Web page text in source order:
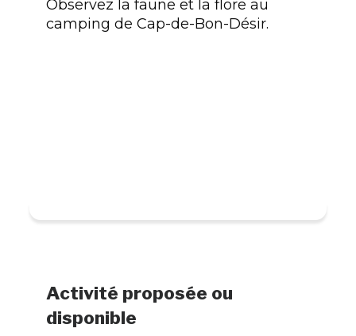
Observez la faune et la flore au
camping de Cap-de-Bon-Désir.
Activité proposée ou
disponible